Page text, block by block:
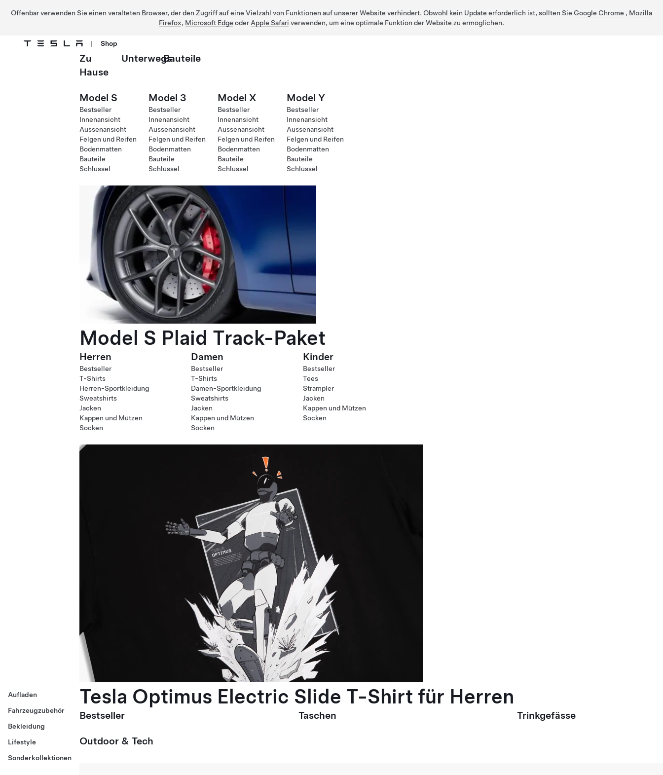
Offenbar verwenden Sie einen veralteten Browser, der den Zugriff auf eine Vielzahl von Funktionen auf unserer Website verhindert. Obwohl kein Update erforderlich ist, sollten Sie Google Chrome , Mozilla
Firefox, Microsoft Edge oder Apple Safari verwenden, um eine optimale Funktion der Website zu ermöglichen.
| Shop
Aufladen
Fahrzeugzubehör
Bekleidung
Lifestyle
Sonderkollektionen
Zu
Hause
UnterwegsBauteile
Model S
Bestseller
Innenansicht
Aussenansicht
Felgen und Reifen
Bodenmatten
Bauteile
Schlüssel
Model 3
Bestseller
Innenansicht
Aussenansicht
Felgen und Reifen
Bodenmatten
Bauteile
Schlüssel
Model X
Bestseller
Innenansicht
Aussenansicht
Felgen und Reifen
Bodenmatten
Bauteile
Schlüssel
Model Y
Bestseller
Innenansicht
Aussenansicht
Felgen und Reifen
Bodenmatten
Bauteile
Schlüssel
Model S Plaid Track-Paket
Herren
Bestseller
T-Shirts
Herren-Sportkleidung
Sweatshirts
Jacken
Kappen und Mützen
Socken
Damen
Bestseller
T-Shirts
Damen-Sportkleidung
Sweatshirts
Jacken
Kappen und Mützen
Socken
Kinder
Bestseller
Tees
Strampler
Jacken
Kappen und Mützen
Socken
Tesla Optimus Electric Slide T-Shirt für Herren
Bestseller Taschen Trinkgefässe
Outdoor & Tech